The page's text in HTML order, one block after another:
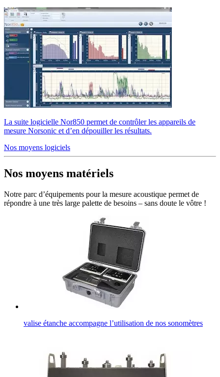
La suite logicielle Nor850 permet de contrôler les appareils de
mesure Norsonic et d’en dépouiller les résultats.
Nos moyens logiciels
Nos moyens matériels
Notre parc d’équipements pour la mesure acoustique permet de
répondre à une très large palette de besoins – sans doute le vôtre !
valise étanche accompagne l’utilisation de nos sonomètres